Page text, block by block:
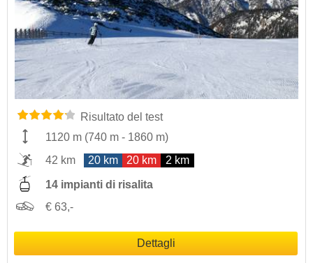
Risultato del test
1120 m (740 m - 1860 m)
42 km
20 km 20 km 2 km
14 impianti di risalita
€ 63,-
Dettagli